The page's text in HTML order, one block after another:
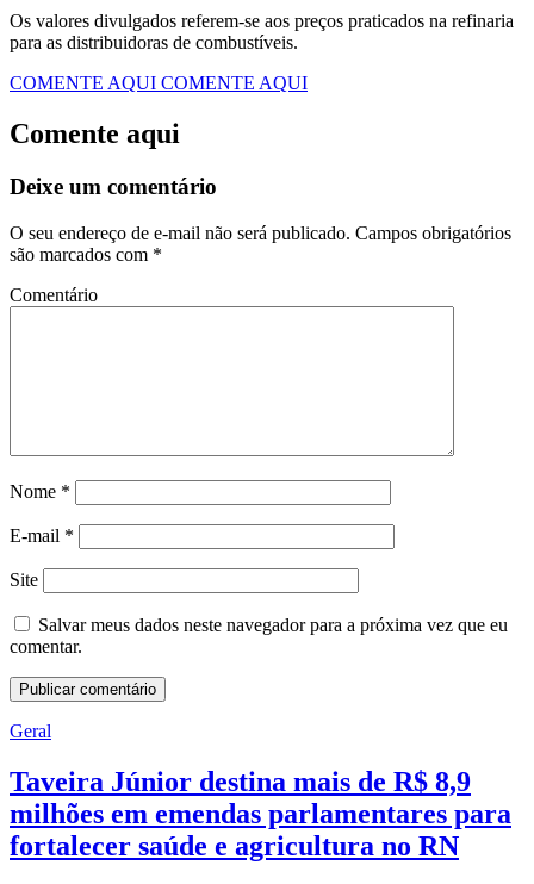
Os valores divulgados referem-se aos preços praticados na refinaria
para as distribuidoras de combustíveis.
COMENTE AQUI COMENTE AQUI
Comente aqui
Deixe um comentário
O seu endereço de e-mail não será publicado. Campos obrigatórios
são marcados com *
Comentário
Nome *
E-mail *
Site
Salvar meus dados neste navegador para a próxima vez que eu
comentar.
Geral
Taveira Júnior destina mais de R$ 8,9
milhões em emendas parlamentares para
fortalecer saúde e agricultura no RN